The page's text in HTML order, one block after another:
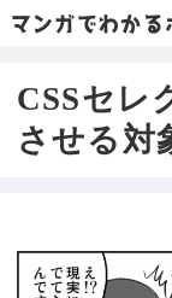
マンガでわか
CSSセレ
させる対